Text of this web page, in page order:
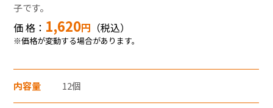
採用情報
お問い合わせ・FAQ
特産品や名産品たちを産地からみなさまのもとへお届けするサ
子です。
価 格： 1,620円 （税込）
※価格が変動する場合があります。
内容量 12個